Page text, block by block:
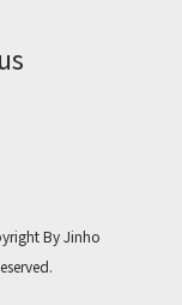
By Jinho